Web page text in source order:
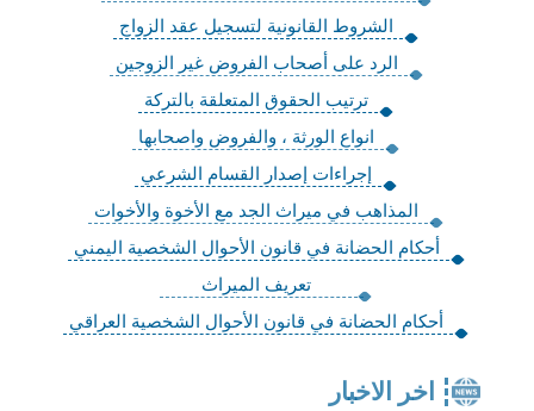
الشروط القانونية لتسجيل عقد الزواج
الرد على أصحاب الفروض غير الزوجين
ترتيب الحقوق المتعلقة بالتركة
انواع الورثة ، والفروض واصحابها
إجراءات إصدار القسام الشرعي
المذاهب في ميراث الجد مع الأخوة والأخوات
أحكام الحضانة في قانون الأحوال الشخصية اليمني
تعريف الميراث
أحكام الحضانة في قانون الأحوال الشخصية العراقي
اخر الاخبار